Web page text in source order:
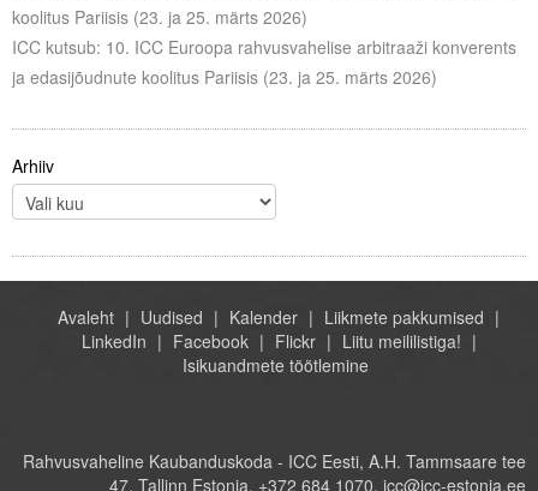
koolitus Pariisis (23. ja 25. märts 2026)
ICC kutsub: 10. ICC Euroopa rahvusvahelise arbitraaži konverents
ja edasijõudnute koolitus Pariisis (23. ja 25. märts 2026)
Arhiiv
Avaleht Uudised Kalender
Liikmete pakkumised
LinkedIn
Facebook Flickr
Liitu meililistiga!
Isikuandmete töötlemine
Rahvusvaheline Kaubanduskoda - ICC Eesti, A.H. Tammsaare tee
47, Tallinn Estonia, +372 684 1070, icc@icc-estonia.ee